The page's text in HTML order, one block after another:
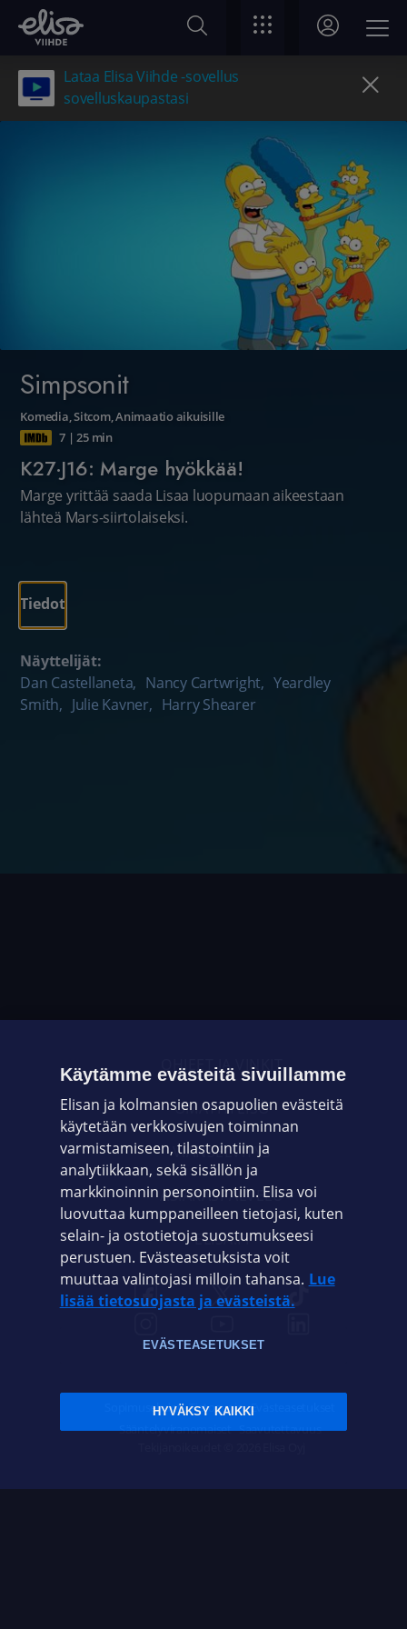
Lataa Elisa Viihde -sovellus
sovelluskaupastasi
Simpsonit
Komedia,Sitcom,Animaatio aikuisille
7 |25 min
K27·J16: Marge hyökkää!
Marge yrittää saada Lisaa luopumaan aikeestaan
lähteä Mars-siirtolaiseksi.
Tiedot
Näyttelijät:
Dan Castellaneta, Nancy Cartwright, Yeardley
Smith, Julie Kavner, Harry Shearer
OHJEET JA VINKIT
OMAYHTEISÖ
VIANSELVITYS
ASIAKASPALVELU
ELISA.FI
Sopimusehdot Tietosuoja Evästeasetukset
Sääntelyviranomaiset Saavutettavuus
Käytämme evästeitä sivuillamme
Elisan ja kolmansien osapuolien evästeitä
käytetään verkkosivujen toiminnan
varmistamiseen, tilastointiin ja
analytiikkaan, sekä sisällön ja
markkinoinnin personointiin. Elisa voi
luovuttaa kumppaneilleen tietojasi, kuten
selain- ja ostotietoja suostumukseesi
perustuen. Evästeasetuksista voit
muuttaa valintojasi milloin tahansa. Lue
lisää tietosuojasta ja evästeistä.
EVÄSTEASETUKSET
HYVÄKSY KAIKKI